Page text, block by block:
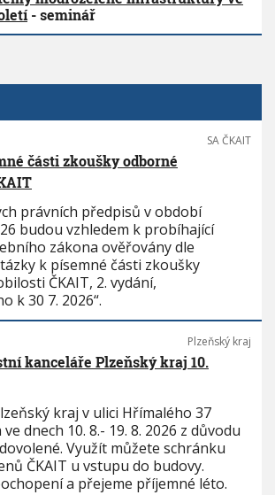
- seminář
SA ČKAIT
části zkoušky odborné
právních předpisů v období
budou vzhledem k probíhající
zákona ověřovány dle
k písemné části zkoušky
ČKAIT, 2. vydání,
k 30 7. 2026“.
Plzeňský kraj
kanceláře Plzeňský kraj 10.
kraj v ulici Hřímalého 37
dnech 10. 8.- 19. 8. 2026 z důvodu
Využít můžete schránku
ČKAIT u vstupu do budovy.
a přejeme příjemné léto.